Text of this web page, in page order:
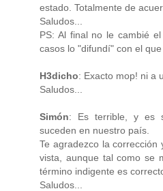
estado. Totalmente de
Saludos...
PS: Al final no le cambié
casos lo "difundí" con el que
H3dicho: Exacto mop! ni a
Saludos...
Simón: Es terrible, y es
suceden en nuestro país.
Te agradezco la
vista, aunque tal como se
término indigente es
Saludos...